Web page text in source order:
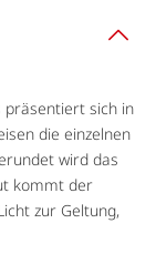
präsentiert sich in
die einzelnen
wird das
kommt der
zur Geltung,